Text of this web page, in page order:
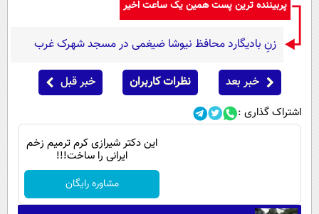
پربیننده ترین پست همین یک ساعت اخیر
زنِ بادیگارد محافظ نیوشا ضیغمی در مسجد شهرک غرب
خبر بعد نظرات کاربران خبر قبل
اشتراک گذاری :
این دکتر شیرازی کرم ترمیم زخم
ایرانی را ساخت!!!
مشاوره رایگان